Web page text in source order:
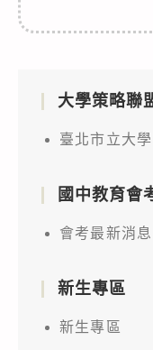
大學策略聯
臺北市立大學
國中教育會
會考最新消息
新生專區
新生專區